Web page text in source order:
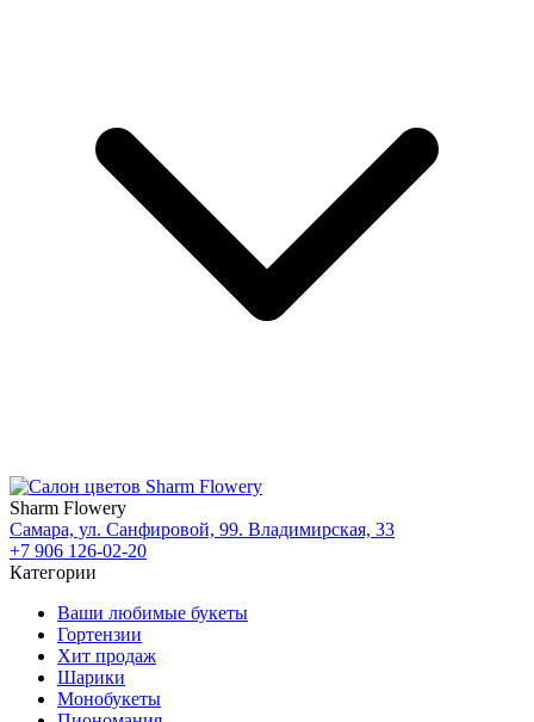
Sharm Flowery
Самара, ул. Санфировой, 99. Владимирская, 33
+7 906 126-02-20
Категории
Ваши любимые букеты
Гортензии
Хит продаж
Шарики
Монобукеты